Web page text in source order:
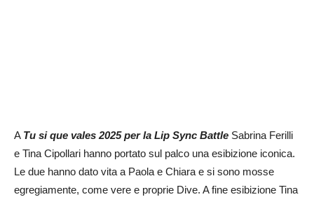
A Tu si que vales 2025 per la Lip Sync Battle Sabrina Ferilli
e Tina Cipollari hanno portato sul palco una esibizione iconica.
Le due hanno dato vita a Paola e Chiara e si sono mosse
egregiamente, come vere e proprie Dive. A fine esibizione Tina